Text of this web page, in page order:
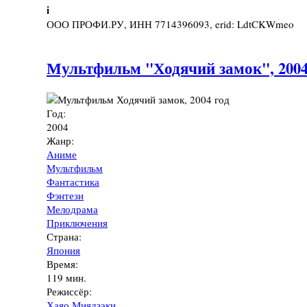
i
ООО ПРОФИ.РУ, ИНН 7714396093, erid: LdtCKWmeo
Мультфильм "Ходячий замок",
Год:
2004
Жанр:
Аниме
Мультфильм
Фантастика
Фэнтези
Мелодрама
Приключения
Страна:
Япония
Время:
119 мин.
Режиссёр: